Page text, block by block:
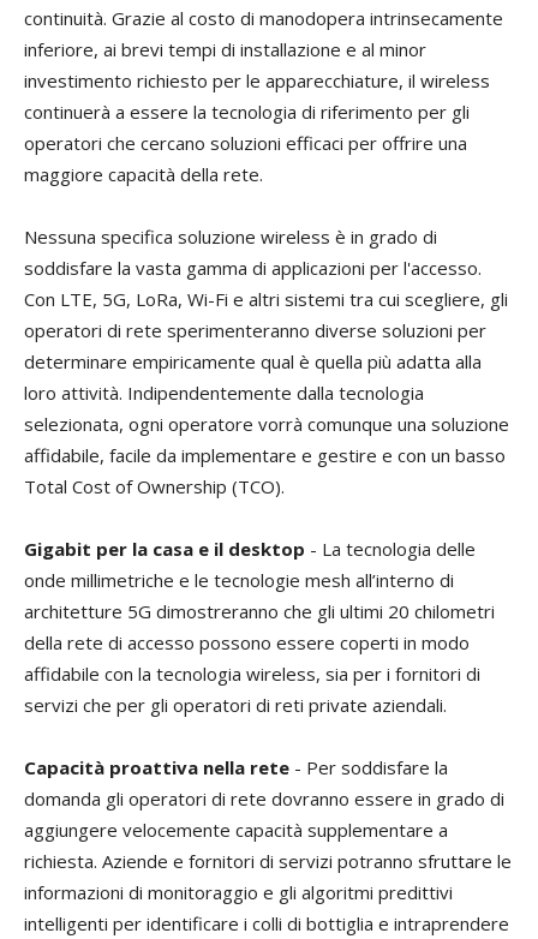
continuità. Grazie al costo di manodopera intrinsecamente
inferiore, ai brevi tempi di installazione e al minor
investimento richiesto per le apparecchiature, il wireless
continuerà a essere la tecnologia di riferimento per gli
operatori che cercano soluzioni efficaci per offrire una
maggiore capacità della rete.
Nessuna specifica soluzione wireless è in grado di
soddisfare la vasta gamma di applicazioni per l'accesso.
Con LTE, 5G, LoRa, Wi-Fi e altri sistemi tra cui scegliere, gli
operatori di rete sperimenteranno diverse soluzioni per
determinare empiricamente qual è quella più adatta alla
loro attività. Indipendentemente dalla tecnologia
selezionata, ogni operatore vorrà comunque una soluzione
affidabile, facile da implementare e gestire e con un basso
Total Cost of Ownership (TCO).
Gigabit per la casa e il desktop - La tecnologia delle
onde millimetriche e le tecnologie mesh all’interno di
architetture 5G dimostreranno che gli ultimi 20 chilometri
della rete di accesso possono essere coperti in modo
affidabile con la tecnologia wireless, sia per i fornitori di
servizi che per gli operatori di reti private aziendali.
Capacità proattiva nella rete - Per soddisfare la
domanda gli operatori di rete dovranno essere in grado di
aggiungere velocemente capacità supplementare a
richiesta. Aziende e fornitori di servizi potranno sfruttare le
informazioni di monitoraggio e gli algoritmi predittivi
intelligenti per identificare i colli di bottiglia e intraprendere